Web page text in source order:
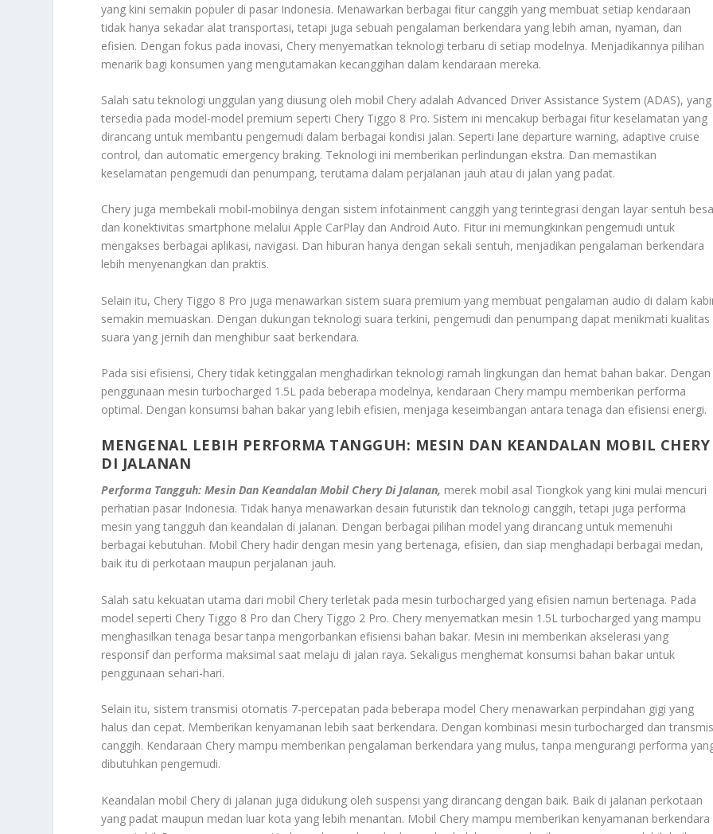
yang kini semakin populer di pasar Indonesia. Menawarkan berbagai fitur canggih yang membuat setiap kendaraan
tidak hanya sekadar alat transportasi, tetapi juga sebuah pengalaman berkendara yang lebih aman, nyaman, dan
efisien. Dengan fokus pada inovasi, Chery menyematkan teknologi terbaru di setiap modelnya. Menjadikannya pilihan
menarik bagi konsumen yang mengutamakan kecanggihan dalam kendaraan mereka.
Salah satu teknologi unggulan yang diusung oleh mobil Chery adalah Advanced Driver Assistance System (ADAS), yang
tersedia pada model-model premium seperti Chery Tiggo 8 Pro. Sistem ini mencakup berbagai fitur keselamatan yang
dirancang untuk membantu pengemudi dalam berbagai kondisi jalan. Seperti lane departure warning, adaptive cruise
control, dan automatic emergency braking. Teknologi ini memberikan perlindungan ekstra. Dan memastikan
keselamatan pengemudi dan penumpang, terutama dalam perjalanan jauh atau di jalan yang padat.
Chery juga membekali mobil-mobilnya dengan sistem infotainment canggih yang terintegrasi dengan layar sentuh
dan konektivitas smartphone melalui Apple CarPlay dan Android Auto. Fitur ini memungkinkan pengemudi untuk
mengakses berbagai aplikasi, navigasi. Dan hiburan hanya dengan sekali sentuh, menjadikan pengalaman berkendara
lebih menyenangkan dan praktis.
Selain itu, Chery Tiggo 8 Pro juga menawarkan sistem suara premium yang membuat pengalaman audio di dalam
semakin memuaskan. Dengan dukungan teknologi suara terkini, pengemudi dan penumpang dapat menikmati kualitas
suara yang jernih dan menghibur saat berkendara.
Pada sisi efisiensi, Chery tidak ketinggalan menghadirkan teknologi ramah lingkungan dan hemat bahan bakar. Dengan
penggunaan mesin turbocharged 1.5L pada beberapa modelnya, kendaraan Chery mampu memberikan performa
optimal. Dengan konsumsi bahan bakar yang lebih efisien, menjaga keseimbangan antara tenaga dan efisiensi energi.
MENGENAL LEBIH PERFORMA TANGGUH: MESIN DAN KEANDALAN MOBIL CHERY
DI JALANAN
Performa Tangguh: Mesin Dan Keandalan Mobil Chery Di Jalanan, merek mobil asal Tiongkok yang kini mulai mencuri
perhatian pasar Indonesia. Tidak hanya menawarkan desain futuristik dan teknologi canggih, tetapi juga performa
mesin yang tangguh dan keandalan di jalanan. Dengan berbagai pilihan model yang dirancang untuk memenuhi
berbagai kebutuhan. Mobil Chery hadir dengan mesin yang bertenaga, efisien, dan siap menghadapi berbagai medan,
baik itu di perkotaan maupun perjalanan jauh.
Salah satu kekuatan utama dari mobil Chery terletak pada mesin turbocharged yang efisien namun bertenaga. Pada
model seperti Chery Tiggo 8 Pro dan Chery Tiggo 2 Pro. Chery menyematkan mesin 1.5L turbocharged yang mampu
menghasilkan tenaga besar tanpa mengorbankan efisiensi bahan bakar. Mesin ini memberikan akselerasi yang
responsif dan performa maksimal saat melaju di jalan raya. Sekaligus menghemat konsumsi bahan bakar untuk
penggunaan sehari-hari.
Selain itu, sistem transmisi otomatis 7-percepatan pada beberapa model Chery menawarkan perpindahan gigi yang
halus dan cepat. Memberikan kenyamanan lebih saat berkendara. Dengan kombinasi mesin turbocharged dan
canggih. Kendaraan Chery mampu memberikan pengalaman berkendara yang mulus, tanpa mengurangi performa
dibutuhkan pengemudi.
Keandalan mobil Chery di jalanan juga didukung oleh suspensi yang dirancang dengan baik. Baik di jalanan perkotaan
yang padat maupun medan luar kota yang lebih menantan. Mobil Chery mampu memberikan kenyamanan berkendara